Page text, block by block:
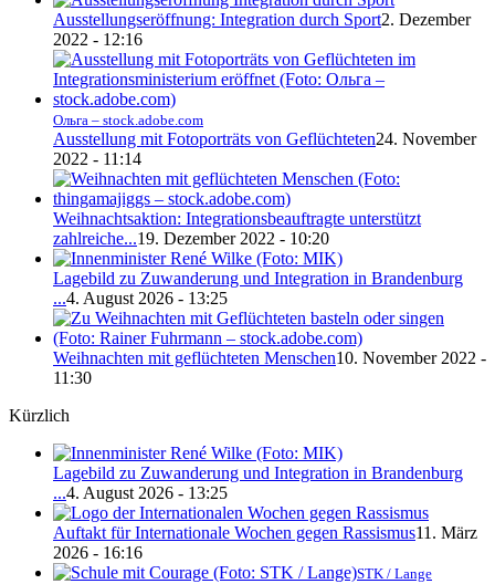
Ausstellungseröffnung: Integration durch Sport2. Dezember
2022 - 12:16
Ольга – stock.adobe.com
Ausstellung mit Fotoporträts von Geflüchteten24. November
2022 - 11:14
Weihnachtsaktion: Integrationsbeauftragte unterstützt
zahlreiche...19. Dezember 2022 - 10:20
Lagebild zu Zuwanderung und Integration in Brandenburg
...4. August 2026 - 13:25
Weihnachten mit geflüchteten Menschen10. November 2022 -
11:30
Kürzlich
Lagebild zu Zuwanderung und Integration in Brandenburg
...4. August 2026 - 13:25
Auftakt für Internationale Wochen gegen Rassismus11. März
2026 - 16:16
STK / Lange